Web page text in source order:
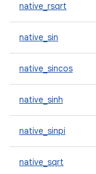
native_rsqrt
native_sin
native_sincos
native_sinh
native_sinpi
native_sqrt